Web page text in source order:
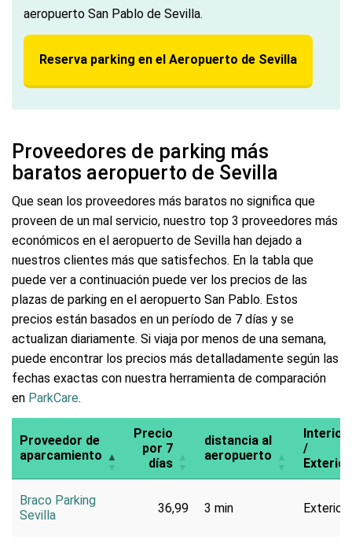
aeropuerto San Pablo de Sevilla.
Reserva parking en el Aeropuerto de Sevilla
Proveedores de parking más
baratos aeropuerto de Sevilla
Que sean los proveedores más baratos no significa que
proveen de un mal servicio, nuestro top 3 proveedores más
económicos en el aeropuerto de Sevilla han dejado a
nuestros clientes más que satisfechos. En la tabla que
puede ver a continuación puede ver los precios de las
plazas de parking en el aeropuerto San Pablo. Estos
precios están basados en un período de 7 días y se
actualizan diariamente. Si viaja por menos de una semana,
puede encontrar los precios más detalladamente según las
fechas exactas con nuestra herramienta de comparación
en ParkCare.
Proveedor de
aparcamiento
Precio
por 7
días
distancia al
aeropuerto
Interior
/
Exterior
Braco Parking
Sevilla
36,99 3 min Exterior